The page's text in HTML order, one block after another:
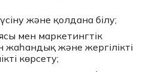
және қолдана білу;
мен маркетингтік
жаһандық және жергілікті
көрсету;